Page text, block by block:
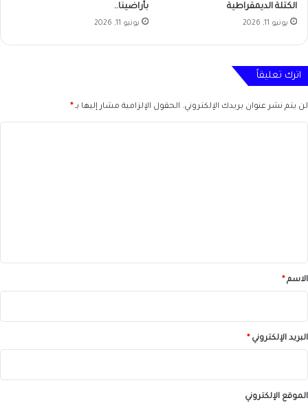
الكتلة الديمقراطية
يونيو 11, 2026
بأراضينا..
يونيو 11, 2026
اترك تعليقاً
لن يتم نشر عنوان بريدك الإلكتروني. الحقول الإلزامية مشار إليها بـ *
*الاسم *
البريد الإلكتروني *
الموقع الإلكتروني